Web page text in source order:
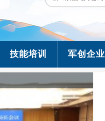
技能培训 军创企业